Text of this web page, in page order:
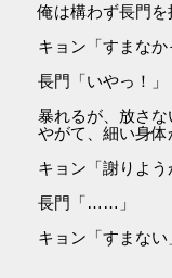
俺は構わず長門を
キョン「すまなか
長門「いやっ！」
暴れるが、放さな
やがて、細い身体
キョン「謝りよう
長門「……」
キョン「すまない